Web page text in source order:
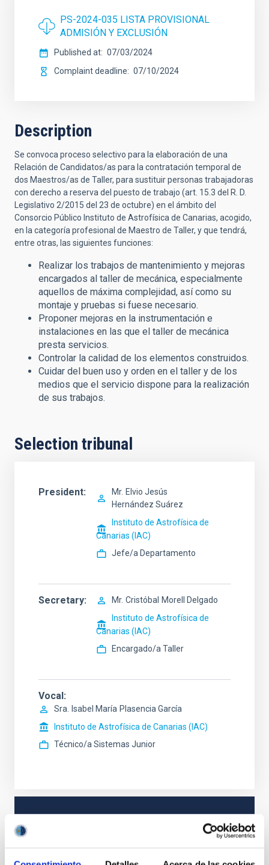
PS-2024-035 LISTA PROVISIONAL
ADMISIÓN Y EXCLUSIÓN
Published at
07/03/2024
Complaint deadline
07/10/2024
Description
Se convoca proceso selectivo para la elaboración de una
Relación de Candidatos/as para la contratación temporal de
dos Maestros/as de Taller, para sustituir personas trabajadoras
con derecho a reserva del puesto de trabajo (art. 15.3 del R. D.
Legislativo 2/2015 del 23 de octubre) en el ámbito del
Consorcio Público Instituto de Astrofísica de Canarias, acogido,
en la categoría profesional de Maestro de Taller, y que tendrá,
entre otras, las siguientes funciones:
Realizar los trabajos de mantenimiento y mejoras
encargados al taller de mecánica, especialmente
aquellos de máxima complejidad, así como su
montaje y pruebas si fuese necesario.
Proponer mejoras en la instrumentación e
instalaciones en las que el taller de mecánica
presta servicios.
Controlar la calidad de los elementos construidos.
Cuidar del buen uso y orden en el taller y de los
medios que el servicio dispone para la realización
de sus trabajos.
Selection tribunal
President Mr. Elvio Jesús
Hernández Suárez
Instituto de Astrofísica de
Canarias (IAC)
Jefe/a Departamento
Secretary Mr. Cristóbal
Morell Delgado
Instituto de Astrofísica de
Canarias (IAC)
Encargado/a Taller
Vocal
Sra. Isabel María Plasencia García
Instituto de Astrofísica de Canarias (IAC)
Técnico/a Sistemas Junior